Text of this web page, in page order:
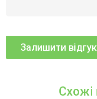
Схожі